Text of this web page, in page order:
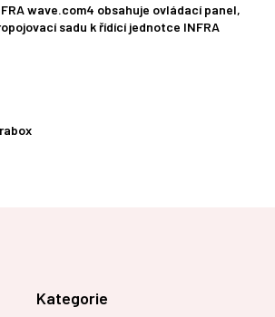
wave.com4 obsahuje ovládací panel,
sadu k řídící jednotce INFRA
Kategorie